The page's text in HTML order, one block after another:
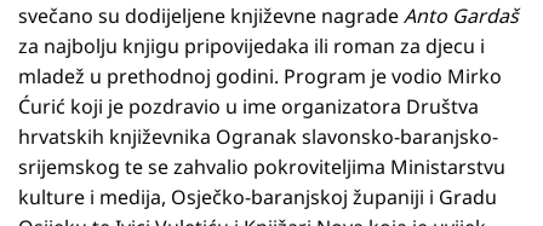
svečano su dodijeljene književne nagradeAnto Gardaš
za najbolju knjigu pripovijedaka ili roman za djecu i
mladež u prethodnoj godini. Program je vodio Mirko
Ćurić koji je pozdravio u ime organizatora Društva
hrvatskih književnika Ogranak slavonsko-baranjsko-
srijemskog te se zahvalio pokroviteljima Ministarstvu
kulture i medija, Osječko-baranjskoj županiji i Gradu